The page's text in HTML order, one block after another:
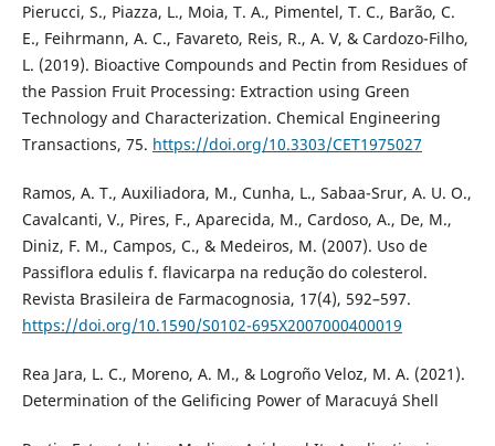
Pierucci, S., Piazza, L., Moia, T. A., Pimentel, T. C., Barão, C.
E., Feihrmann, A. C., Favareto, Reis, R., A. V, & Cardozo-Filho,
L. (2019). Bioactive Compounds and Pectin from Residues of
the Passion Fruit Processing: Extraction using Green
Technology and Characterization. Chemical Engineering
Transactions, 75. https://doi.org/10.3303/CET1975027
Ramos, A. T., Auxiliadora, M., Cunha, L., Sabaa-Srur, A. U. O.,
Cavalcanti, V., Pires, F., Aparecida, M., Cardoso, A., De, M.,
Diniz, F. M., Campos, C., & Medeiros, M. (2007). Uso de
Passiflora edulis f. flavicarpa na redução do colesterol.
Revista Brasileira de Farmacognosia, 17(4), 592–597.
https://doi.org/10.1590/S0102-695X2007000400019
Rea Jara, L. C., Moreno, A. M., & Logroño Veloz, M. A. (2021).
Determination of the Gelificing Power of Maracuyá Shell